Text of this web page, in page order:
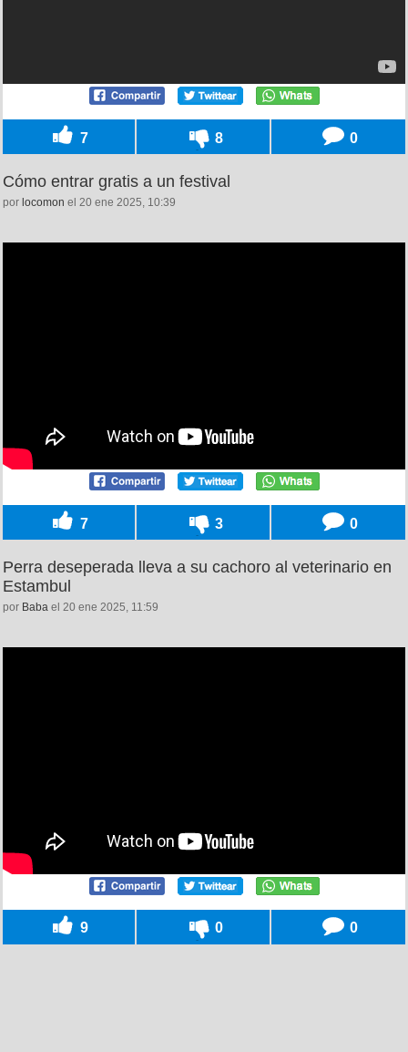
7 8 0
Cómo entrar gratis a un festival
por locomon el 20 ene 2025, 10:39
7 3 0
Perra deseperada lleva a su cachoro al veterinario en
Estambul
por Baba el 20 ene 2025, 11:59
9 0 0